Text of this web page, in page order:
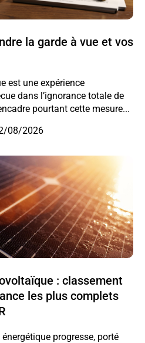
la garde à vue et vos
est une expérience
dans l’ignorance totale de
pourtant cette mesure...
08/2026
: classement
les plus complets
progresse, porté